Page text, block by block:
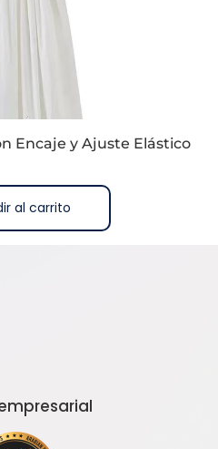
Encaje y Ajuste Elástico
al carrito